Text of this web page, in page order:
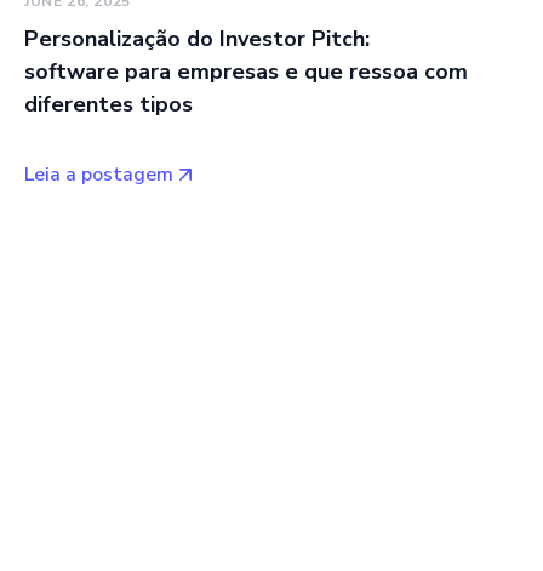
Personalização do Investor Pitch:
software para empresas e que ressoa com
diferentes tipos
Leia a postagem